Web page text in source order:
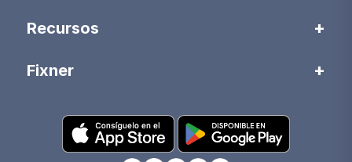
Recursos
Fixner